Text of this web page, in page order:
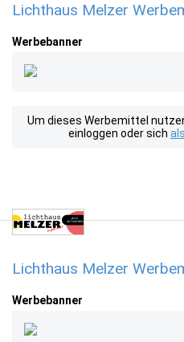
Lichthaus Melzer
Werbebanner
Um dieses Werbemittel
einloggen oder sich
Lichthaus Melzer
Werbebanner